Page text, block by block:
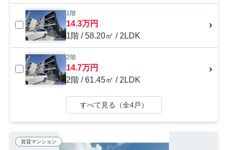
1階
14.3万円
1階 / 58.20㎡ / 2LDK
2階
14.7万円
2階 / 61.45㎡ / 2LDK
すべて見る（全4戸）
賃貸マンション